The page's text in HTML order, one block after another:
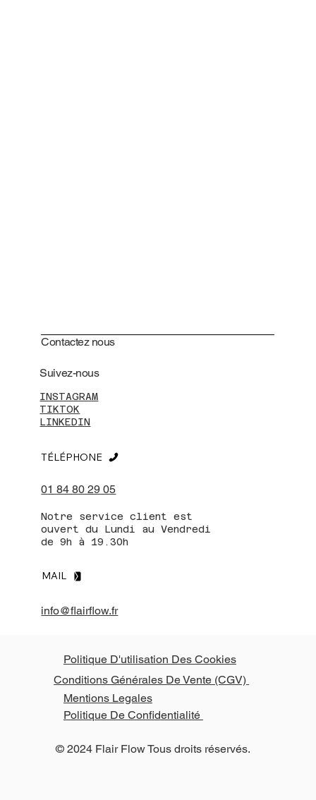
Contactez nous
INSTAGRAM
TIKTOK
LINKEDIN
Suivez-nous
01 84 80 29 05
TÉLÉPHONE
Notre service client est
ouvert du Lundi au Vendredi
de 9h à 19.30h
MAIL
info@flairflow.fr
Politique D'utilisation Des Cookies
Conditions Générales De Vente (CGV)
Mentions Legales
Politique De Confidentialité
© 2024 Flair Flow Tous droits réservés.